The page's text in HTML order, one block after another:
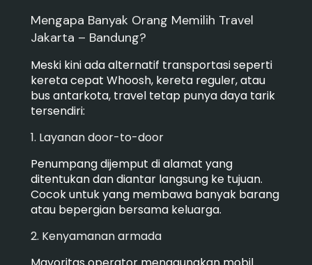
Mengapa Banyak Orang Memilih Travel
Jakarta – Bandung?
Meski kini ada alternatif transportasi seperti
kereta cepat Whoosh, kereta reguler, atau
bus antarkota, travel tetap punya daya tarik
tersendiri:
1. Layanan door-to-door
Penumpang dijemput di alamat yang
ditentukan dan diantar langsung ke tujuan.
Cocok untuk yang membawa banyak barang
atau bepergian bersama keluarga.
2. Kenyamanan armada